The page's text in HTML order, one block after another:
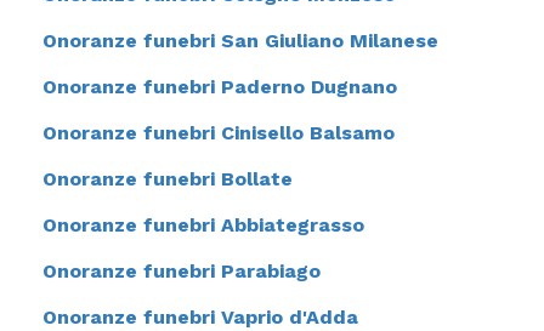
Onoranze funebri San Giuliano Milanese
Onoranze funebri Paderno Dugnano
Onoranze funebri Cinisello Balsamo
Onoranze funebri Bollate
Onoranze funebri Abbiategrasso
Onoranze funebri Parabiago
Onoranze funebri Vaprio d'Adda